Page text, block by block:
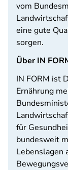
vom
eine gute
sorgen.
Über IN
IN FORM ist
Ernährung
für
bundesweit
Lebenslagen